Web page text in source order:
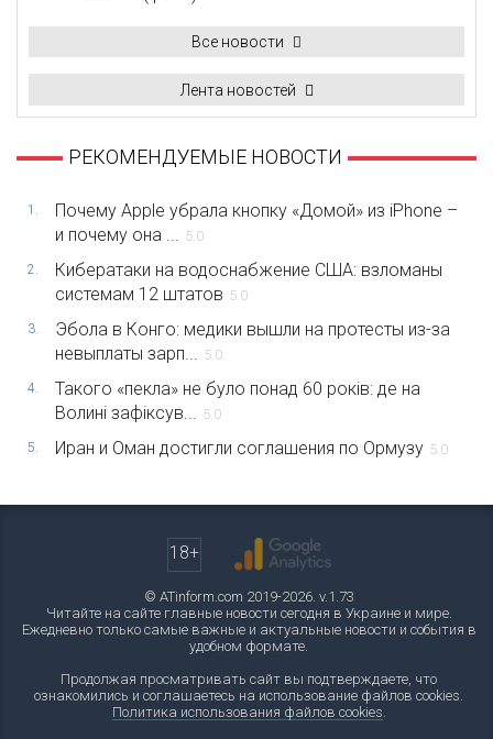
Все новости
Лента новостей
РЕКОМЕНДУЕМЫЕ НОВОСТИ
1.
Почему Apple убрала кнопку «Домой» из iPhone –
и почему она ...
5.0
2.
Кибератаки на водоснабжение США: взломаны
системам 12 штатов 5.0
3.
Эбола в Конго: медики вышли на протесты из-за
невыплаты зарп...
5.0
4.
Такого «пекла» не було понад 60 років: де на
Волині зафіксув...
5.0
5. Иран и Оман достигли соглашения по Ормузу 5.0
18+
© ATinform.com 2019-2026. v.1.73
Читайте на сайте главные новости сегодня в Украине и мире.
Ежедневно только самые важные и актуальные новости и события в
удобном формате.
Продолжая просматривать сайт вы подтверждаете, что
ознакомились и соглашаетесь на использование файлов cookies.
Политика использования файлов cookies